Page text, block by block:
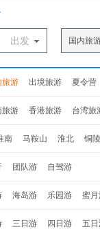
出发 国内旅
旅游 出境旅游 夏令营
旅游 香港旅游 台湾旅
吉林旅游 山西旅游
南 马鞍山 淮北 铜陵
团队游 自驾游
海岛游 乐园游 蜜
三日游 四日游 五